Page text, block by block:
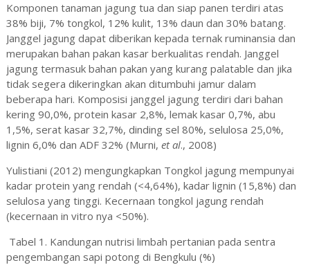
Komponen tanaman jagung tua dan siap panen terdiri atas
38% biji, 7% tongkol, 12% kulit, 13% daun dan 30% batang.
Janggel jagung dapat diberikan kepada ternak ruminansia dan
merupakan bahan pakan kasar berkualitas rendah. Janggel
jagung termasuk bahan pakan yang kurang palatable dan jika
tidak segera dikeringkan akan ditumbuhi jamur dalam
beberapa hari. Komposisi janggel jagung terdiri dari bahan
kering 90,0%, protein kasar 2,8%, lemak kasar 0,7%, abu
1,5%, serat kasar 32,7%, dinding sel 80%, selulosa 25,0%,
lignin 6,0% dan ADF 32% (Murni, et al., 2008)
Yulistiani (2012) mengungkapkan Tongkol jagung mempunyai
kadar protein yang rendah (<4,64%), kadar lignin (15,8%) dan
selulosa yang tinggi. Kecernaan tongkol jagung rendah
(kecernaan in vitro nya <50%).
Tabel 1. Kandungan nutrisi limbah pertanian pada sentra
pengembangan sapi potong di Bengkulu (%)